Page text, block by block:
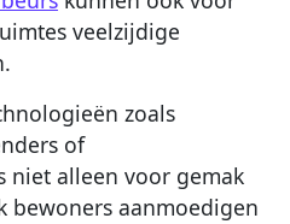
veelzijdige
zoals
of
niet alleen voor gemak
bewoners aanmoedigen